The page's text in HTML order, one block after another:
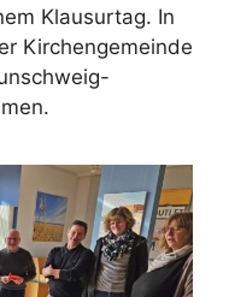
Klausurtag. In
Kirchengemeinde